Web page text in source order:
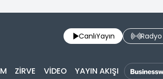
CanlıYayın Radyo
ZİRVE VİDEO YAYIN AKIŞI